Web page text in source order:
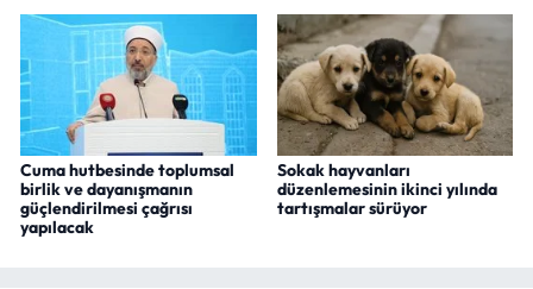
Cuma hutbesinde toplumsal
birlik ve dayanışmanın
güçlendirilmesi çağrısı
yapılacak
Sokak hayvanları
düzenlemesinin ikinci yılında
tartışmalar sürüyor